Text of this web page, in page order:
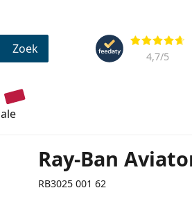
Beoordelingen
4,7/5
Zoek
sale
Ray-Ban
RB3025 001 62